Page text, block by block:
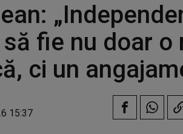
fie nu doar o
ci un
15:37